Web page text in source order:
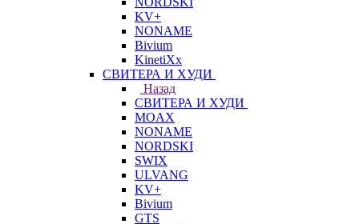
KV+
NONAME
Bivium
KinetiXx
СВИТЕРА И ХУДИ
Назад
СВИТЕРА И ХУДИ
MOAX
NONAME
NORDSKI
SWIX
ULVANG
KV+
Bivium
GTS